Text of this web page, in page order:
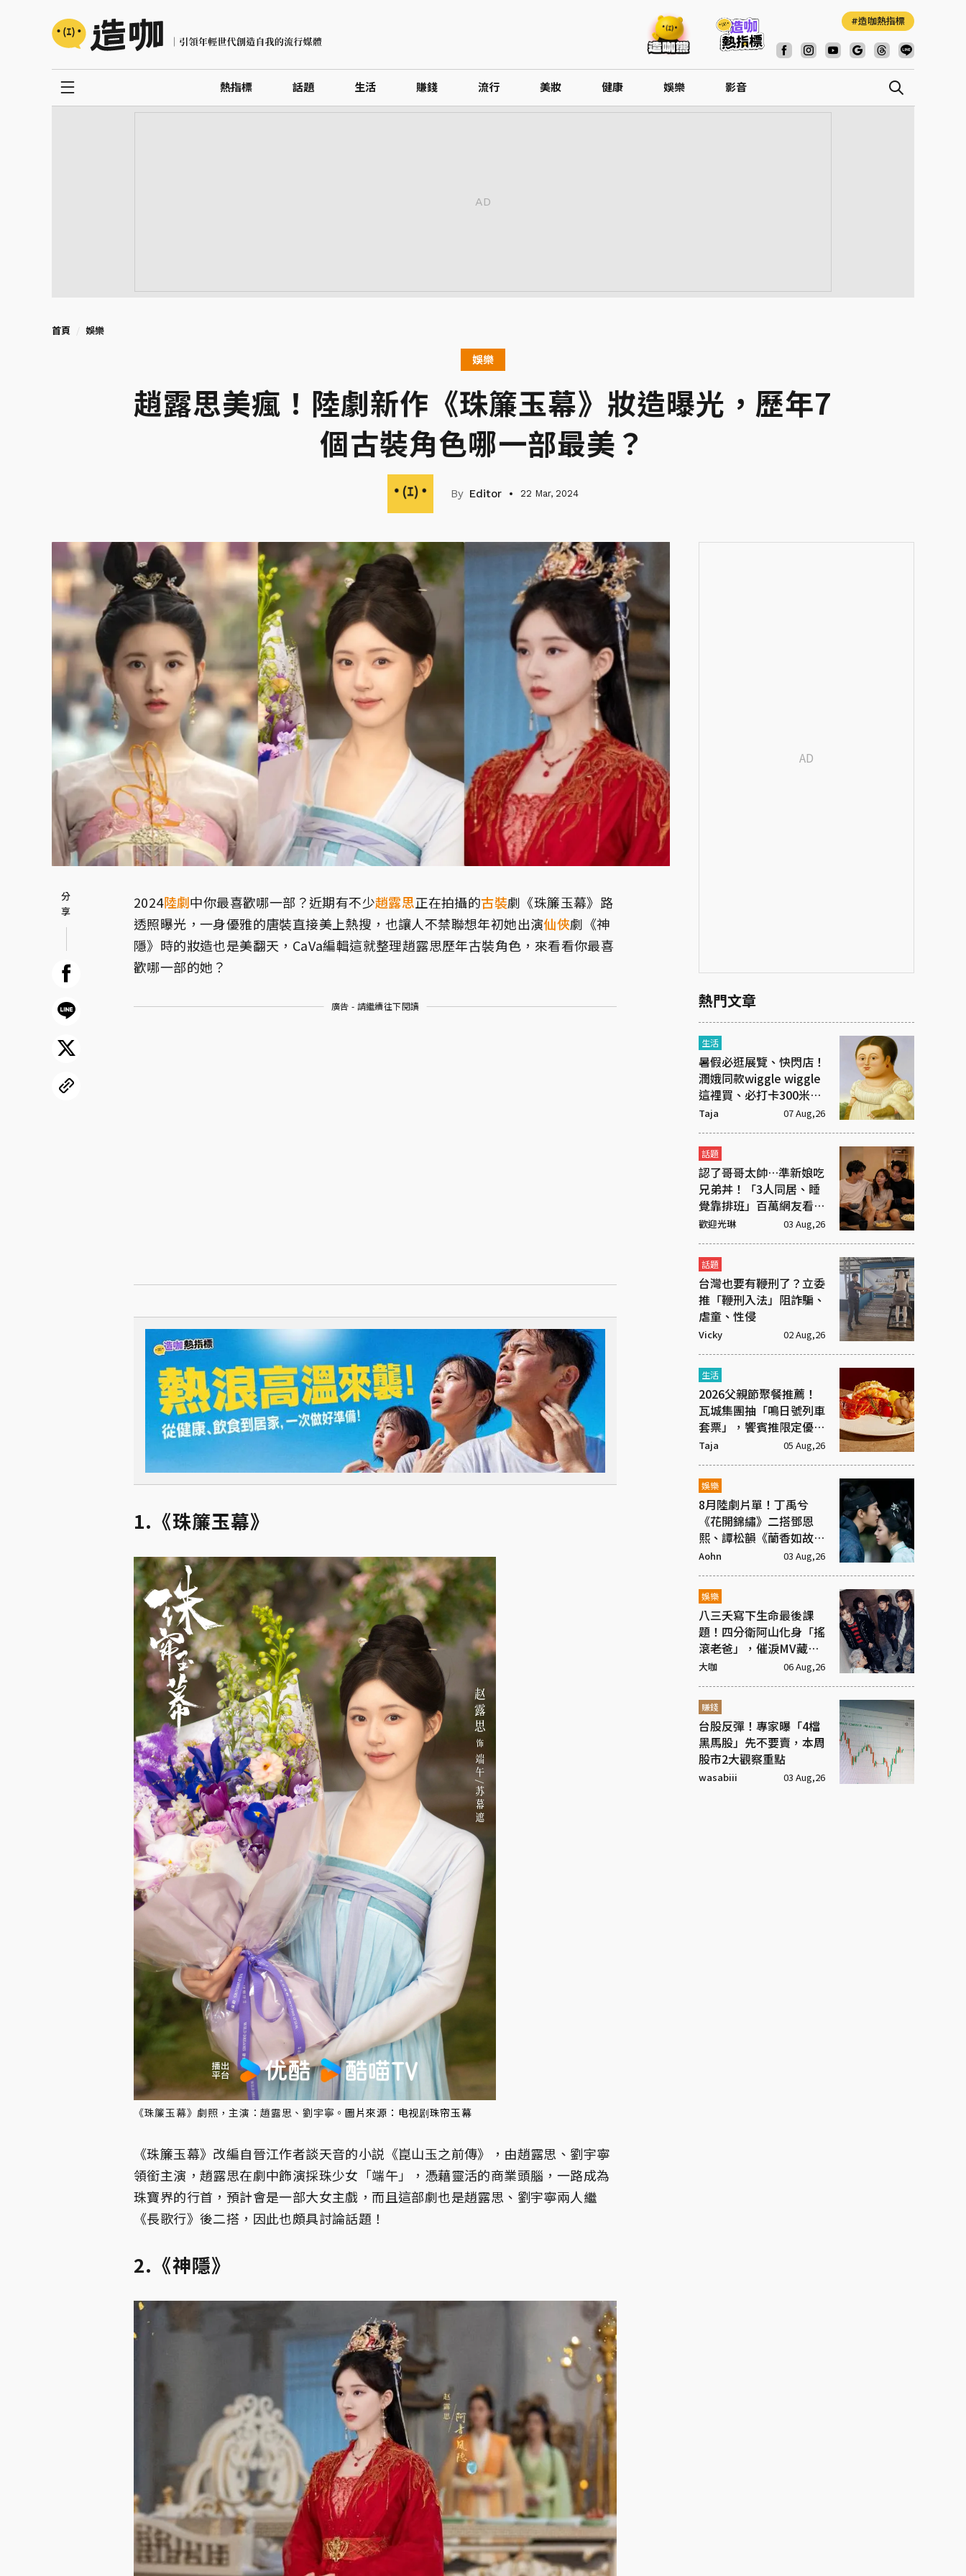
造咖熱指標
熱指標 話題 生活 賺錢 流行 美妝 健康 娛樂 影音
首頁 娛樂
娛樂
趙露思美瘋！陸劇新作《珠簾玉幕》妝造曝光，歷年7
個古裝角色哪一部最美？
Editor 22 Mar, 2024
2024陸劇中你最喜歡哪一部？近期有不少趙露思正在拍攝的古裝劇《珠簾玉幕》路
透照曝光，一身優雅的唐裝直接美上熱搜，也讓人不禁聯想年初她出演仙俠劇《神
隱》時的妝造也是美翻天，CaVa編輯這就整理趙露思歷年古裝角色，來看看你最喜
歡哪一部的她？
廣告 - 請繼續往下閱讀
1.《珠簾玉幕》
《珠簾玉幕》劇照，主演：趙露思、劉宇寧。 圖片來源： 电视剧珠帘玉幕
《珠簾玉幕》改編自晉江作者談天音的小説《崑山玉之前傳》，由趙露思、劉宇寧
領銜主演，趙露思在劇中飾演採珠少女「端午」，憑藉靈活的商業頭腦，一路成為
珠寶界的行首，預計會是一部大女主戲，而且這部劇也是趙露思、劉宇寧兩人繼
《長歌行》後二搭，因此也頗具討論話題！
2.《神隱》
熱門文章
生活
暑假必逛展覽、快閃店！
潤娥同款wiggle wiggle
這裡買、必打卡300米漫
畫「名場景之路」
Taja 07 Aug,26
話題
認了哥哥太帥…準新娘吃
兄弟丼！「3人同居、睡
覺靠排班」百萬網友看傻
眼
歡迎光琳 03 Aug,26
話題
台灣也要有鞭刑了？立委
推「鞭刑入法」阻詐騙、
虐童、性侵
Vicky 02 Aug,26
生活
2026父親節聚餐推薦！
瓦城集團抽「鳴日號列車
套票」，饗賓推限定優惠
一次看
Taja 05 Aug,26
娛樂
8月陸劇片單！丁禹兮
《花開錦繡》二搭鄧恩
熙、譚松韻《蘭香如故》
庶女逆襲
Aohn 03 Aug,26
娛樂
八三夭寫下生命最後課
題！四分衛阿山化身「搖
滾老爸」，催淚MV藏大
洋蔥
大咖 06 Aug,26
賺錢
台股反彈！專家曝「4檔
黑馬股」先不要賣，本周
股市2大觀察重點
wasabiii 03 Aug,26